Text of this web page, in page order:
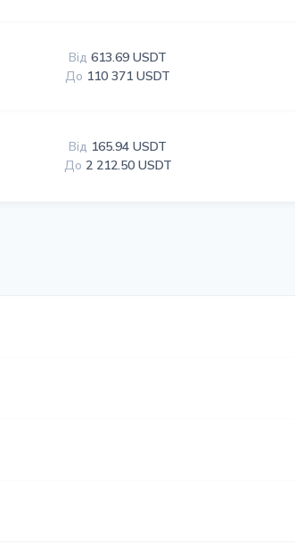
Від 613.69 USDT
До 110 371 USDT
Від 165.94 USDT
До 2 212.50 USDT